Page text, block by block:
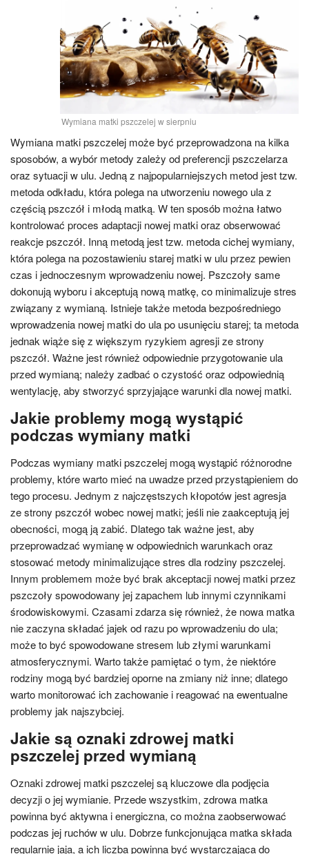
Wymiana matki pszczelej w sierpniu
Wymiana matki pszczelej może być przeprowadzona na kilka
sposobów, a wybór metody zależy od preferencji pszczelarza
oraz sytuacji w ulu. Jedną z najpopularniejszych metod jest tzw.
metoda odkładu, która polega na utworzeniu nowego ula z
częścią pszczół i młodą matką. W ten sposób można łatwo
kontrolować proces adaptacji nowej matki oraz obserwować
reakcje pszczół. Inną metodą jest tzw. metoda cichej wymiany,
która polega na pozostawieniu starej matki w ulu przez pewien
czas i jednoczesnym wprowadzeniu nowej. Pszczoły same
dokonują wyboru i akceptują nową matkę, co minimalizuje stres
związany z wymianą. Istnieje także metoda bezpośredniego
wprowadzenia nowej matki do ula po usunięciu starej; ta metoda
jednak wiąże się z większym ryzykiem agresji ze strony
pszczół. Ważne jest również odpowiednie przygotowanie ula
przed wymianą; należy zadbać o czystość oraz odpowiednią
wentylację, aby stworzyć sprzyjające warunki dla nowej matki.
Jakie problemy mogą wystąpić
podczas wymiany matki
Podczas wymiany matki pszczelej mogą wystąpić różnorodne
problemy, które warto mieć na uwadze przed przystąpieniem do
tego procesu. Jednym z najczęstszych kłopotów jest agresja
ze strony pszczół wobec nowej matki; jeśli nie zaakceptują jej
obecności, mogą ją zabić. Dlatego tak ważne jest, aby
przeprowadzać wymianę w odpowiednich warunkach oraz
stosować metody minimalizujące stres dla rodziny pszczelej.
Innym problemem może być brak akceptacji nowej matki przez
pszczoły spowodowany jej zapachem lub innymi czynnikami
środowiskowymi. Czasami zdarza się również, że nowa matka
nie zaczyna składać jajek od razu po wprowadzeniu do ula;
może to być spowodowane stresem lub złymi warunkami
atmosferycznymi. Warto także pamiętać o tym, że niektóre
rodziny mogą być bardziej oporne na zmiany niż inne; dlatego
warto monitorować ich zachowanie i reagować na ewentualne
problemy jak najszybciej.
Jakie są oznaki zdrowej matki
pszczelej przed wymianą
Oznaki zdrowej matki pszczelej są kluczowe dla podjęcia
decyzji o jej wymianie. Przede wszystkim, zdrowa matka
powinna być aktywna i energiczna, co można zaobserwować
podczas jej ruchów w ulu. Dobrze funkcjonująca matka składa
regularnie jaja, a ich liczba powinna być wystarczająca do